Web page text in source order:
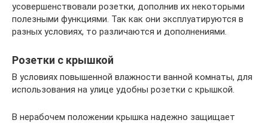
усовершенствовали розетки, дополнив их некоторыми
полезными функциями. Так как они эксплуатируются в
разных условиях, то различаются и дополнениями.
Розетки с крышкой
В условиях повышенной влажности ванной комнаты, для
использования на улице удобны розетки с крышкой.
В нерабочем положении крышка надежно защищает